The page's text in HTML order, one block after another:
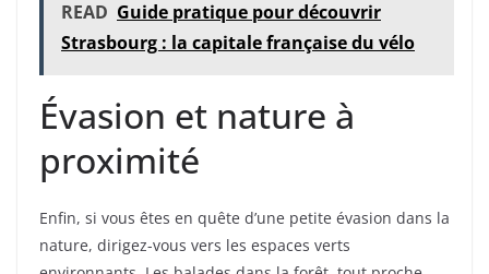
READ Guide pratique pour découvrir
Strasbourg : la capitale française du vélo
Évasion et nature à
proximité
Enfin, si vous êtes en quête d’une petite évasion dans la
nature, dirigez-vous vers les espaces verts